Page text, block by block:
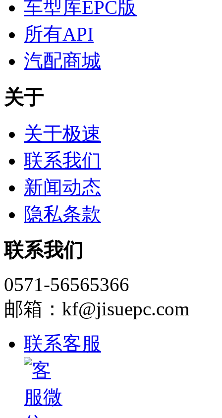
车型库EPC版
所有API
汽配商城
关于
关于极速
联系我们
新闻动态
隐私条款
联系我们
0571-56565366
邮箱：kf@jisuepc.com
联系客服